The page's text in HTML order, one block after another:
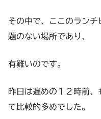
その中で、ここのラン
題のない場所であり、
有難いのです。
昨日は遅めの１２時前
て比較的多めでした。